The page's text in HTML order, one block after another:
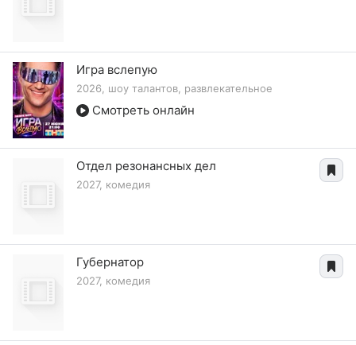
Игра вслепую
2026, шоу талантов, развлекательное
Смотреть онлайн
Отдел резонансных дел
2027, комедия
Губернатор
2027, комедия